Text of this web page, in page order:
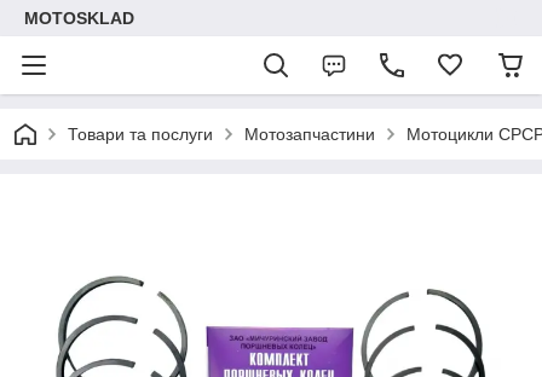
MOTOSKLAD
Товари та послуги Мотозапчастини Мотоцикли